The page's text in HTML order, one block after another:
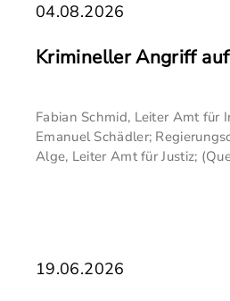
04.08.2026
Krimineller Angriff
Fabian Schmid, Leiter Amt für
Emanuel Schädler;
Alge, Leiter Amt für Justiz;
19.06.2026